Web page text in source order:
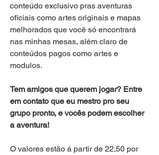
conteúdo exclusivo pras aventuras
oficiais como artes originais e mapas
melhorados que você só encontrará
nas minhas mesas, além claro de
conteúdos pagos como artes e
modulos.
Tem amigos que querem jogar? Entre
em contato que eu mestro pro seu
grupo pronto, e vocês podem escolher
a aventura!
O valores estão á partir de 22,50 por